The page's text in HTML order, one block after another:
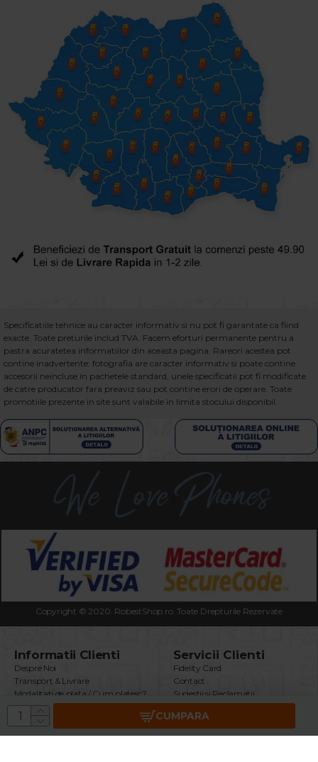
CUMPARA
Specificatiile tehnice au caracter informativ si nu pot fi garantate ca fiind
exacte. Toate preturile includ TVA. Facem eforturi permanente pentru a
pastra acuratetea informatiilor din aceasta pagina. Rareori acestea pot
contine inadvertente: fotografia are caracter informativ si poate contine
accesorii neincluse in pachetele standard, unele specificatii pot fi modificate
de catre producator fara preaviz sau pot contine erori de operare. Toate
promotiile prezente in site sunt valabile in limita stocului disponibil.
Copyright © 2020. RobestShop.ro. Toate Drepturile Rezervate
Informatii Clienti
Despre Noi
Transport & Livrare
Modalitati de plata / Cum platesc?
Termeni & Conditii
Politica Confidentialitate
Securitatea Datelor GDPR
Servicii Clienti
Fidelity Card
Contact
Sugestii si Reclamatii
Intrebari Frecvente
Returnare Produs
Garantie Produse